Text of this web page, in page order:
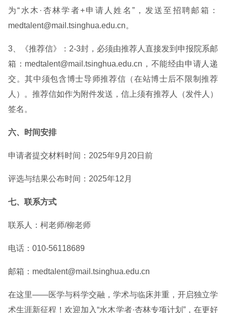
为“水木·杏林学者+申请人姓名”，发送至招聘邮箱：
medtalent@mail.tsinghua.edu.cn。
3、《推荐信》：2-3封，必须由推荐人直接发到申报院系邮
箱：medtalent@mail.tsinghua.edu.cn，不能经由申请人递
交。其中须包含博士导师推荐信（在站博士后不限制推荐
人）。推荐信如作为附件发送，信上须有推荐人（发件人）
签名。
六、时间安排
申请者提交材料时间：2025年9月20日前
评选与结果公布时间：2025年12月
七、联系方式
联系人：柯老师/柳老师
电话：010-56118689
邮箱：medtalent@mail.tsinghua.edu.cn
在这里——医学与科学交融，学术与临床并重，开启独立学
术生涯新征程！欢迎加入“水木学者·杏林专项计划”，在更好